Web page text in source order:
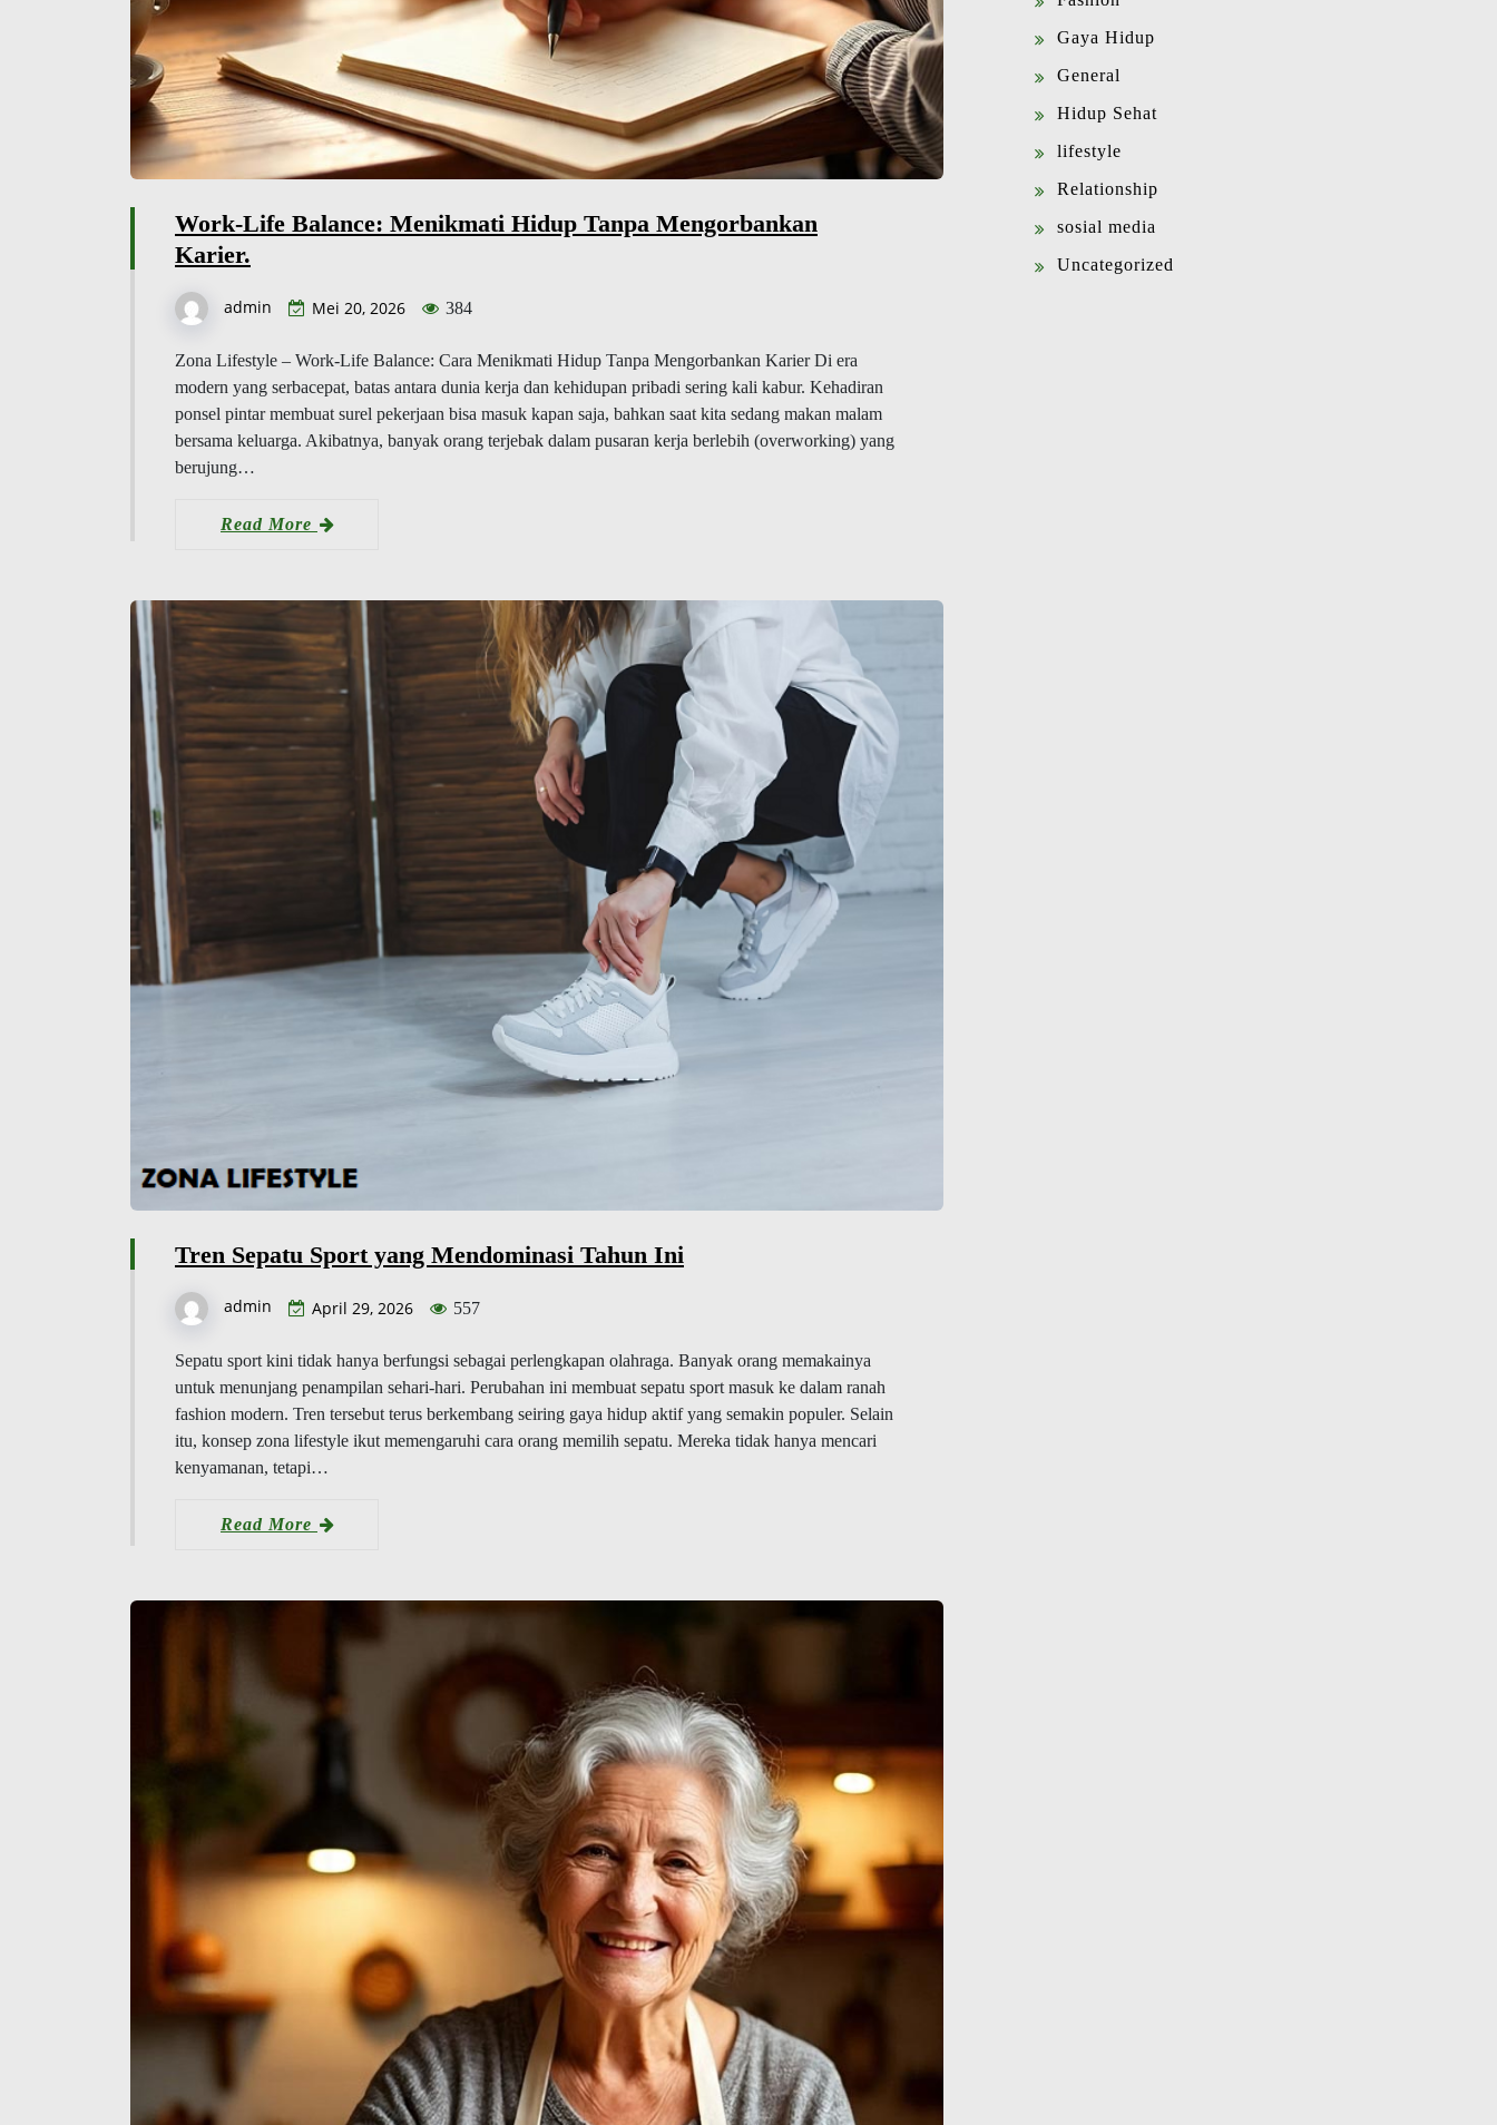
Work-Life Balance: Menikmati Hidup Tanpa Mengorbankan
Karier.
admin Mei 20, 2026 384
Zona Lifestyle – Work-Life Balance: Cara Menikmati Hidup Tanpa Mengorbankan Karier Di era
modern yang serbacepat, batas antara dunia kerja dan kehidupan pribadi sering kali kabur. Kehadiran
ponsel pintar membuat surel pekerjaan bisa masuk kapan saja, bahkan saat kita sedang makan malam
bersama keluarga. Akibatnya, banyak orang terjebak dalam pusaran kerja berlebih (overworking) yang
berujung…
Read More
Tren Sepatu Sport yang Mendominasi Tahun Ini
admin April 29, 2026 557
Sepatu sport kini tidak hanya berfungsi sebagai perlengkapan olahraga. Banyak orang memakainya
untuk menunjang penampilan sehari-hari. Perubahan ini membuat sepatu sport masuk ke dalam ranah
fashion modern. Tren tersebut terus berkembang seiring gaya hidup aktif yang semakin populer. Selain
itu, konsep zona lifestyle ikut memengaruhi cara orang memilih sepatu. Mereka tidak hanya mencari
kenyamanan, tetapi…
Read More
Gaya Hidup
General
Hidup Sehat
lifestyle
Relationship
sosial media
Uncategorized